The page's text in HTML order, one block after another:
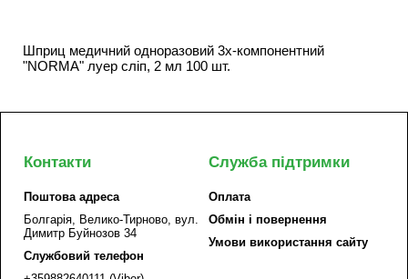
Шприц медичний одноразовий 3х-компонентний
"NORMA" луер сліп, 2 мл 100 шт.
Контакти
Поштова адреса
Болгарія, Велико-Тирново, вул.
Димитр Буйнозов 34
Службовий телефон
Служба підтримки
Оплата
Обмін і повернення
Умови використання сайту